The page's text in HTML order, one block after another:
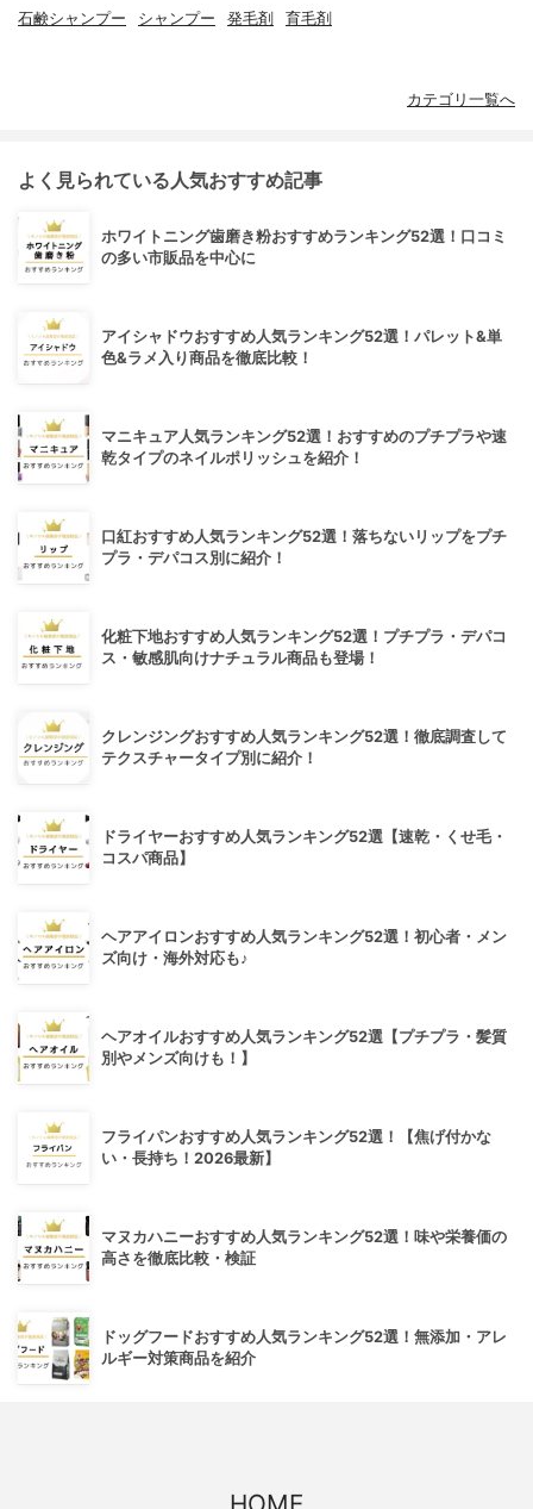
石鹸シャンプー シャンプー 発毛剤 育毛剤
カテゴリ一覧へ
よく見られている人気おすすめ記事
ホワイトニング歯磨き粉おすすめランキング52選！口コミ
の多い市販品を中心に
アイシャドウおすすめ人気ランキング52選！パレット&単
色&ラメ入り商品を徹底比較！
マニキュア人気ランキング52選！おすすめのプチプラや速
乾タイプのネイルポリッシュを紹介！
口紅おすすめ人気ランキング52選！落ちないリップをプチ
プラ・デパコス別に紹介！
化粧下地おすすめ人気ランキング52選！プチプラ・デパコ
ス・敏感肌向けナチュラル商品も登場！
クレンジングおすすめ人気ランキング52選！徹底調査して
テクスチャータイプ別に紹介！
ドライヤーおすすめ人気ランキング52選【速乾・くせ毛・
コスパ商品】
ヘアアイロンおすすめ人気ランキング52選！初心者・メン
ズ向け・海外対応も♪
ヘアオイルおすすめ人気ランキング52選【プチプラ・髪質
別やメンズ向けも！】
フライパンおすすめ人気ランキング52選！【焦げ付かな
い・長持ち！2026最新】
マヌカハニーおすすめ人気ランキング52選！味や栄養価の
高さを徹底比較・検証
ドッグフードおすすめ人気ランキング52選！無添加・アレ
ルギー対策商品を紹介